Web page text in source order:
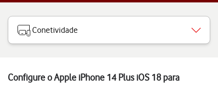
Conetividade
Configure o Apple iPhone 14 Plus iOS 18 para